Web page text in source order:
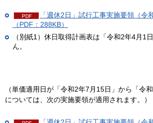
「週休2日」試行工事実施要領（令
（PDF：288KB）
（別紙1）休日取得計画表は「令和2年4月1
ん。
（単価適用日が「令和2年7月15日」から「令
については、次の実施要領が適用されます。）